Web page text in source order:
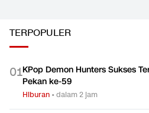
TERPOPULER
01KPop Demon Hunters Sukses
Pekan ke-59
Hiburan •dalam 2 jam